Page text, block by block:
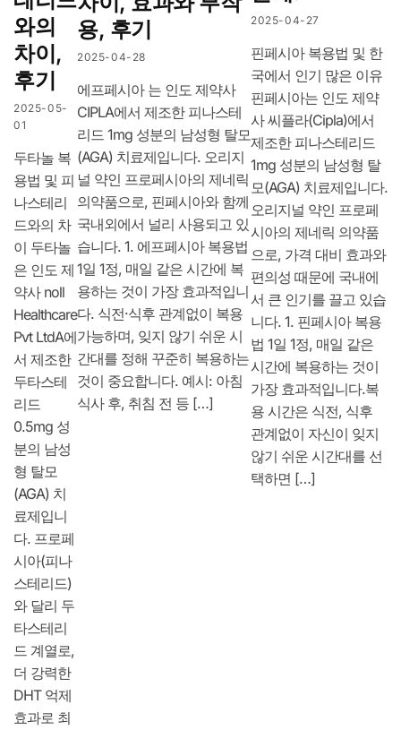
와의
차이,
후기
2025-05-
01
두타놀 복
용법 및 피
나스테리
드와의 차
이 두타놀
은 인도 제
약사 noll
Healthcare
Pvt LtdA에
서 제조한
두타스테
리드
0.5mg 성
분의 남성
형 탈모
(AGA) 치
료제입니
다. 프로페
시아(피나
스테리드)
와 달리 두
타스테리
드 계열로,
더 강력한
DHT 억제
효과로 최
용, 후기
2025-04-28
에프페시아 는 인도 제약사
CIPLA에서 제조한 피나스테
리드 1mg 성분의 남성형 탈모
(AGA) 치료제입니다. 오리지
널 약인 프로페시아의 제네릭
의약품으로, 핀페시아와 함께
국내외에서 널리 사용되고 있
습니다. 1. 에프페시아 복용법
1일 1정, 매일 같은 시간에 복
용하는 것이 가장 효과적입니
다. 식전·식후 관계없이 복용
가능하며, 잊지 않기 쉬운 시
간대를 정해 꾸준히 복용하는
것이 중요합니다. 예시: 아침
식사 후, 취침 전 등 […]
2025-04-27
핀페시아 복용법 및 한
국에서 인기 많은 이유
핀페시아는 인도 제약
사 씨플라(Cipla)에서
제조한 피나스테리드
1mg 성분의 남성형 탈
모(AGA) 치료제입니다.
오리지널 약인 프로페
시아의 제네릭 의약품
으로, 가격 대비 효과와
편의성 때문에 국내에
서 큰 인기를 끌고 있습
니다. 1. 핀페시아 복용
법 1일 1정, 매일 같은
시간에 복용하는 것이
가장 효과적입니다.복
용 시간은 식전, 식후
관계없이 자신이 잊지
않기 쉬운 시간대를 선
택하면 […]